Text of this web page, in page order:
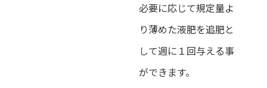
必要に応じて規定量よ
り薄めた液肥を追肥と
して週に１回与える事
ができます。